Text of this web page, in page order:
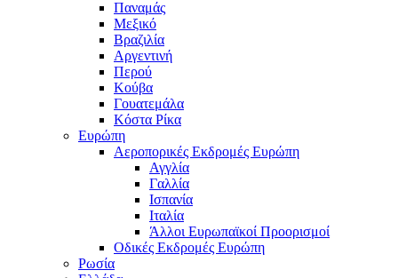
Παναμάς
Μεξικό
Βραζιλία
Αργεντινή
Περού
Κούβα
Γουατεμάλα
Κόστα Ρίκα
Ευρώπη
Αεροπορικές Εκδρομές Ευρώπη
Αγγλία
Γαλλία
Ισπανία
Ιταλία
Άλλοι Ευρωπαϊκοί Προορισμοί
Οδικές Εκδρομές Ευρώπη
Ρωσία